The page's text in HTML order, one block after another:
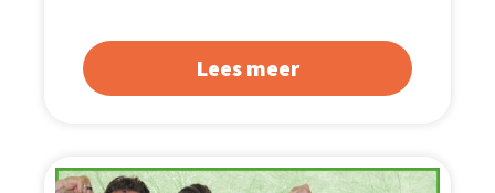
Lees meer